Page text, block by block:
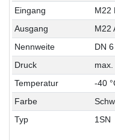
Eingang
M22
Ausgang
M22
Nennweite
DN 6
Druck
Temperatur
-40
Farbe
Typ
1SN